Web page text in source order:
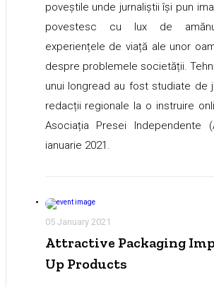
poveștile unde jurnaliștii își pun
povestesc cu lux de
experiențele de viață ale unor
despre problemele societății.
unui longread au fost studiate de
redacții regionale la o instruire
Asociația Presei
ianuarie 2021.
05 January 2021
Attractive Packaging
Up Products